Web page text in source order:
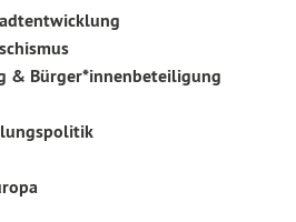
& Bürger*innenbeteiligung